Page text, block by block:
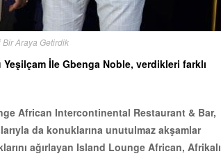
Araya Getirdik
İle Gbenga Noble, verdikleri farklı
African Intercontinental Restaurant & Bar,
da konuklarına unutulmaz akşamlar
ağırlayan Island Lounge African, Afrikalı